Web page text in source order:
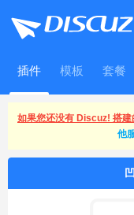
插件 模板 套餐
WitFrame
如果您还没有 Discuz! 搭
他